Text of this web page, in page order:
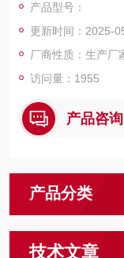
产品型号：
更新时间：2025-
厂商性质：生产厂
访问量：1955
产品咨询
产品分类
技术文章